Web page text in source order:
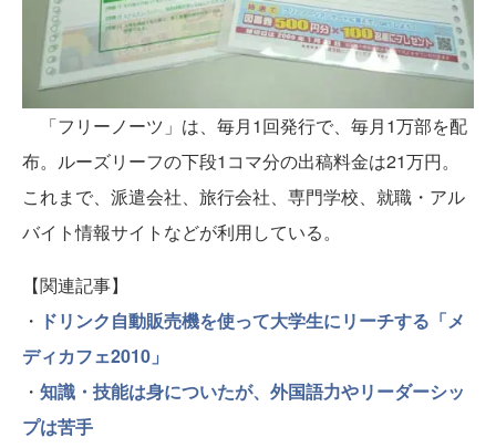
「フリーノーツ」は、毎月1回発行で、毎月1万部を配
布。ルーズリーフの下段1コマ分の出稿料金は21万円。
これまで、派遣会社、旅行会社、専門学校、就職・アル
バイト情報サイトなどが利用している。
【関連記事】
・ ドリンク自動販売機を使って大学生にリーチする「メ
ディカフェ2010」
・ 知識・技能は身についたが、外国語力やリーダーシッ
プは苦手